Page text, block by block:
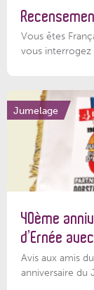
Vous êtes
vous interrogez
Jumelage
40ème
d’Ernée
Avis aux amis
anniversaire du